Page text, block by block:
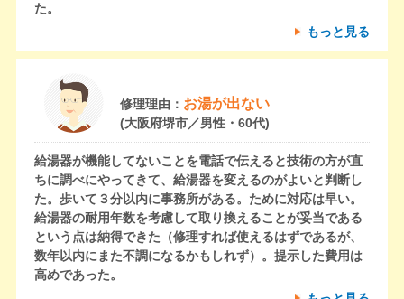
た。
もっと見る
修理理由： お湯が出ない
(大阪府堺市／男性・60代)
給湯器が機能してないことを電話で伝えると技術の方が直
ちに調べにやってきて、給湯器を変えるのがよいと判断し
た。歩いて３分以内に事務所がある。ために対応は早い。
給湯器の耐用年数を考慮して取り換えることが妥当である
という点は納得できた（修理すれば使えるはずであるが、
数年以内にまた不調になるかもしれず）。提示した費用は
高めであった。